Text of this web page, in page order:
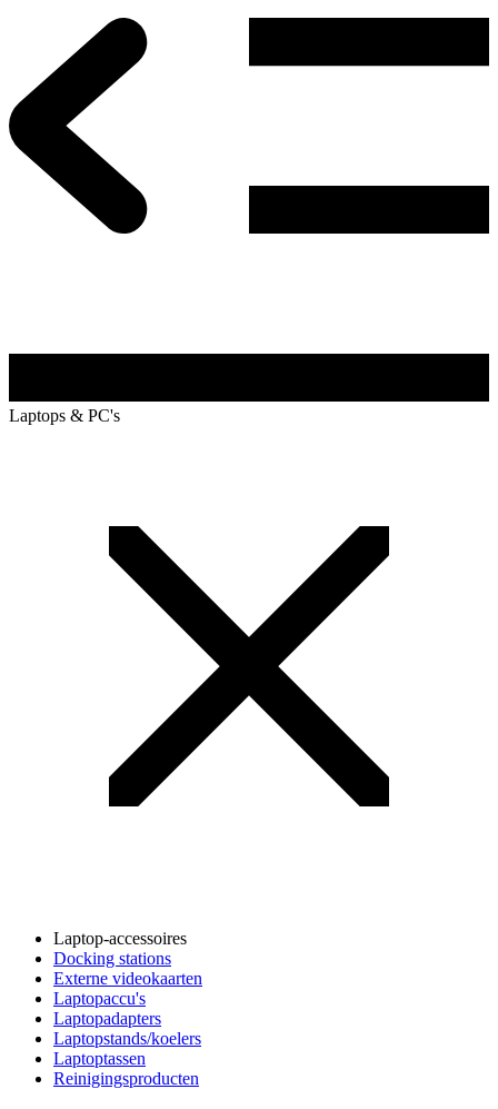
Laptops & PC's
Laptop-accessoires
Docking stations
Externe videokaarten
Laptopaccu's
Laptopadapters
Laptopstands/koelers
Laptoptassen
Reinigingsproducten